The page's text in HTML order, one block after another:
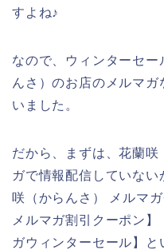
すよね♪
なので、ウィンターセー
んさ）のお店のメルマ
いました。
だから、まずは、花蘭
ガで情報配信していな
咲（からんさ） メルマ
メルマガ割引クーポン
ガウィンターセール】